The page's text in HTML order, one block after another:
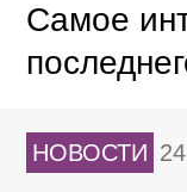
Самое
НОВОСТИ